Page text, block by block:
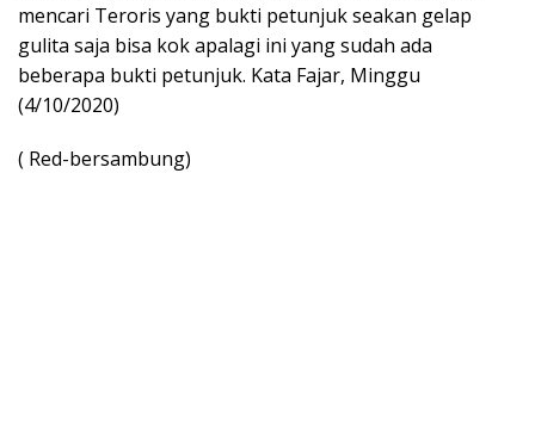
mencari Teroris yang bukti petunjuk seakan gelap
gulita saja bisa kok apalagi ini yang sudah ada
beberapa bukti petunjuk. Kata Fajar, Minggu
(4/10/2020)
( Red-bersambung)